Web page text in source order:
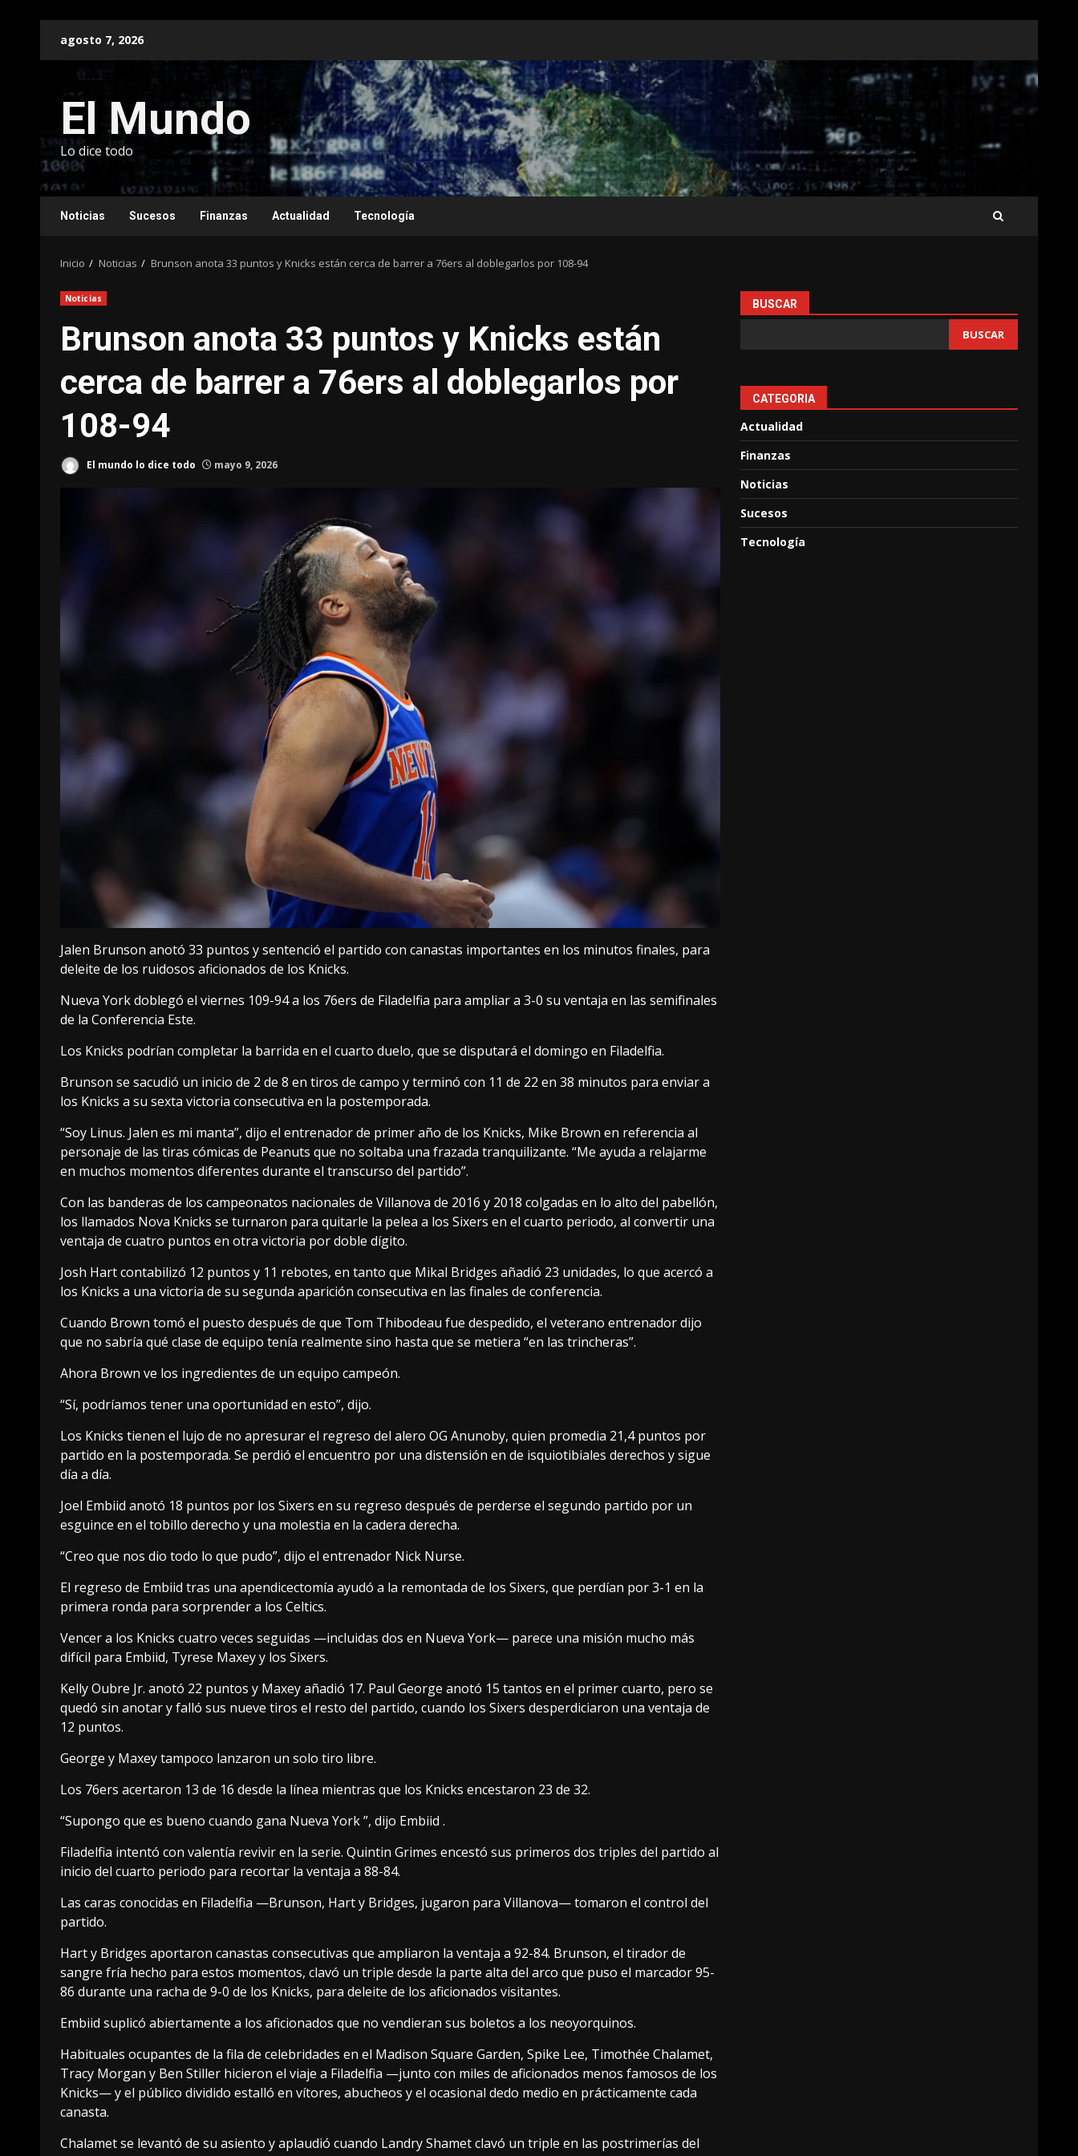
agosto 7, 2026
El Mundo
Lo dice todo
Noticias Sucesos Finanzas Actualidad Tecnología
Inicio Noticias Brunson anota 33 puntos y Knicks están cerca de barrer a 76ers al doblegarlos por 108-94
Noticias
Brunson anota 33 puntos y Knicks están
cerca de barrer a 76ers al doblegarlos por
108-94
El mundo lo dice todo mayo 9, 2026
Jalen Brunson anotó 33 puntos y sentenció el partido con canastas importantes en los minutos finales, para
deleite de los ruidosos aficionados de los Knicks.
Nueva York doblegó el viernes 109-94 a los 76ers de Filadelfia para ampliar a 3-0 su ventaja en las semifinales
de la Conferencia Este.
Los Knicks podrían completar la barrida en el cuarto duelo, que se disputará el domingo en Filadelfia.
Brunson se sacudió un inicio de 2 de 8 en tiros de campo y terminó con 11 de 22 en 38 minutos para enviar a
los Knicks a su sexta victoria consecutiva en la postemporada.
“Soy Linus. Jalen es mi manta”, dijo el entrenador de primer año de los Knicks, Mike Brown en referencia al
personaje de las tiras cómicas de Peanuts que no soltaba una frazada tranquilizante. “Me ayuda a relajarme
en muchos momentos diferentes durante el transcurso del partido”.
Con las banderas de los campeonatos nacionales de Villanova de 2016 y 2018 colgadas en lo alto del pabellón,
los llamados Nova Knicks se turnaron para quitarle la pelea a los Sixers en el cuarto periodo, al convertir una
ventaja de cuatro puntos en otra victoria por doble dígito.
Josh Hart contabilizó 12 puntos y 11 rebotes, en tanto que Mikal Bridges añadió 23 unidades, lo que acercó a
los Knicks a una victoria de su segunda aparición consecutiva en las finales de conferencia.
Cuando Brown tomó el puesto después de que Tom Thibodeau fue despedido, el veterano entrenador dijo
que no sabría qué clase de equipo tenía realmente sino hasta que se metiera “en las trincheras”.
Ahora Brown ve los ingredientes de un equipo campeón.
“Sí, podríamos tener una oportunidad en esto”, dijo.
Los Knicks tienen el lujo de no apresurar el regreso del alero OG Anunoby, quien promedia 21,4 puntos por
partido en la postemporada. Se perdió el encuentro por una distensión en de isquiotibiales derechos y sigue
día a día.
Joel Embiid anotó 18 puntos por los Sixers en su regreso después de perderse el segundo partido por un
esguince en el tobillo derecho y una molestia en la cadera derecha.
“Creo que nos dio todo lo que pudo”, dijo el entrenador Nick Nurse.
El regreso de Embiid tras una apendicectomía ayudó a la remontada de los Sixers, que perdían por 3-1 en la
primera ronda para sorprender a los Celtics.
Vencer a los Knicks cuatro veces seguidas —incluidas dos en Nueva York— parece una misión mucho más
difícil para Embiid, Tyrese Maxey y los Sixers.
Kelly Oubre Jr. anotó 22 puntos y Maxey añadió 17. Paul George anotó 15 tantos en el primer cuarto, pero se
quedó sin anotar y falló sus nueve tiros el resto del partido, cuando los Sixers desperdiciaron una ventaja de
12 puntos.
George y Maxey tampoco lanzaron un solo tiro libre.
Los 76ers acertaron 13 de 16 desde la línea mientras que los Knicks encestaron 23 de 32.
“Supongo que es bueno cuando gana Nueva York ”, dijo Embiid .
Filadelfia intentó con valentía revivir en la serie. Quintin Grimes encestó sus primeros dos triples del partido al
inicio del cuarto periodo para recortar la ventaja a 88-84.
Las caras conocidas en Filadelfia —Brunson, Hart y Bridges, jugaron para Villanova— tomaron el control del
partido.
Hart y Bridges aportaron canastas consecutivas que ampliaron la ventaja a 92-84. Brunson, el tirador de
sangre fría hecho para estos momentos, clavó un triple desde la parte alta del arco que puso el marcador 95-
86 durante una racha de 9-0 de los Knicks, para deleite de los aficionados visitantes.
Embiid suplicó abiertamente a los aficionados que no vendieran sus boletos a los neoyorquinos.
Habituales ocupantes de la fila de celebridades en el Madison Square Garden, Spike Lee, Timothée Chalamet,
Tracy Morgan y Ben Stiller hicieron el viaje a Filadelfia —junto con miles de aficionados menos famosos de los
Knicks— y el público dividido estalló en vítores, abucheos y el ocasional dedo medio en prácticamente cada
canasta.
Chalamet se levantó de su asiento y aplaudió cuando Landry Shamet clavó un triple en las postrimerías del
BUSCAR
BUSCAR
CATEGORIA
Actualidad
Finanzas
Noticias
Sucesos
Tecnología